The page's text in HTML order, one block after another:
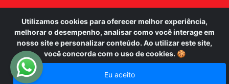
Utilizamos cookies para oferecer melhor experiência,
melhorar o desempenho, analisar como você interage em
nosso site e personalizar conteúdo. Ao utilizar este site,
você concorda com o uso de cookies. 🍪
Eu aceito
(11) 3743-0743
@progerta.sistema.de.seguranca